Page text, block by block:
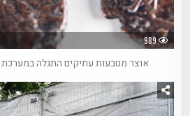
989
אוצר מטבעות עתיקים התגלה במערכת